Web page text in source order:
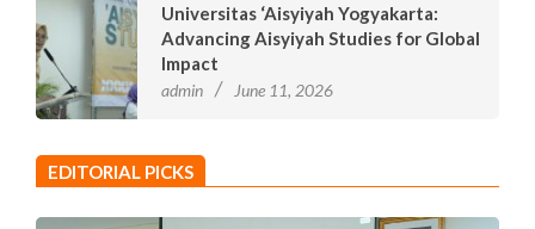
Universitas ‘Aisyiyah Yogyakarta:
Advancing Aisyiyah Studies for Global
Impact
admin June 11, 2026
EDITORIAL PICKS